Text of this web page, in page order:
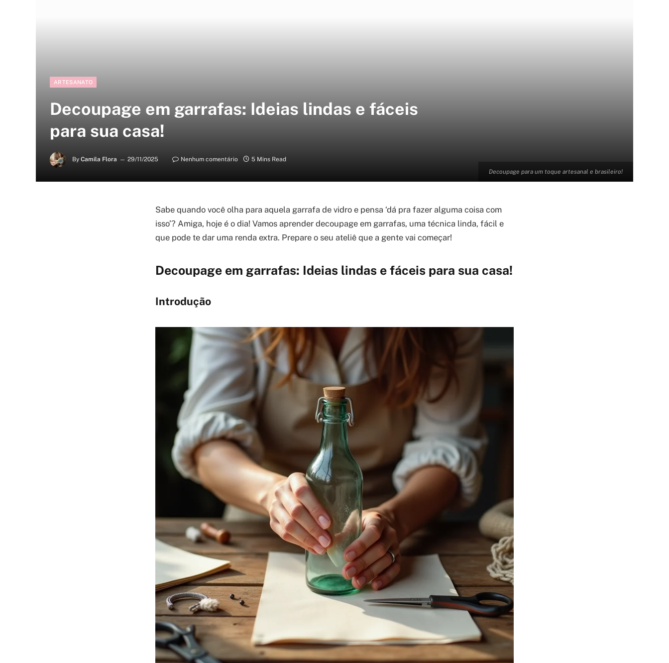
Decoupage para um toque artesanal e brasileiro!
ARTESANATO
Decoupage em garrafas: Ideias lindas e fáceis
para sua casa!
By Camila Flora 29/11/2025 Nenhum comentário 5 Mins Read
Sabe quando você olha para aquela garrafa de vidro e pensa ‘dá pra fazer alguma coisa com
isso’? Amiga, hoje é o dia! Vamos aprender decoupage em garrafas, uma técnica linda, fácil e
que pode te dar uma renda extra. Prepare o seu ateliê que a gente vai começar!
Decoupage em garrafas: Ideias lindas e fáceis para sua casa!
Introdução